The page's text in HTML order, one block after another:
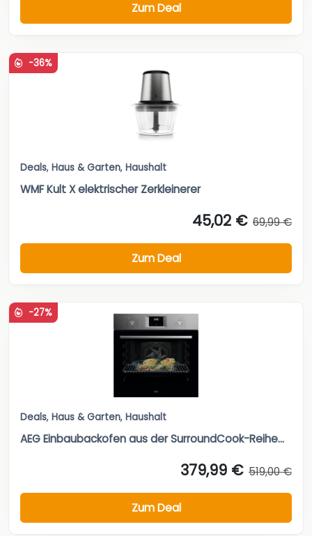
Zum Deal
-36%
Deals, Haus & Garten, Haushalt
WMF Kult X elektrischer Zerkleinerer
45,02 € 69,99 €
Zum Deal
-27%
Deals, Haus & Garten, Haushalt
AEG Einbaubackofen aus der SurroundCook-Reihe...
379,99 € 519,00 €
Zum Deal